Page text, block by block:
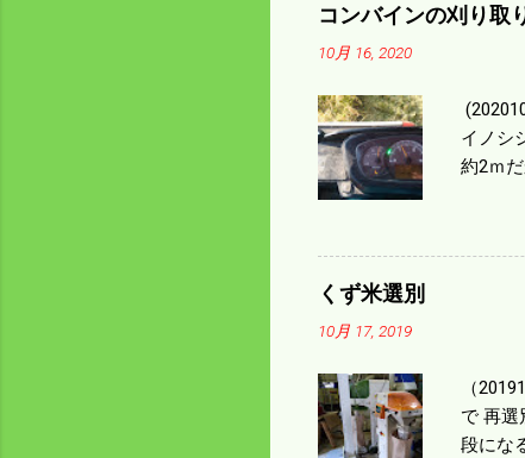
コンバインの刈り取
10月 16, 2020
イノシ
約2ｍ
足して
くず米選別
10月 17, 2019
（
で 再選
段にな